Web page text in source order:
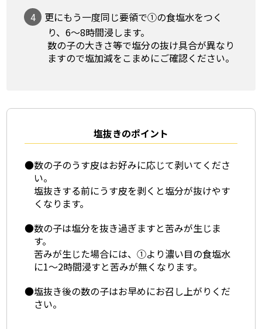
4
更にもう一度同じ要領で①の食塩水をつく
り、6〜8時間浸します。
数の子の大きさ等で塩分の抜け具合が異なり
ますので塩加減をこまめにご確認ください。
塩抜きのポイント
●数の子のうす皮はお好みに応じて剥いてくださ
い。
塩抜きする前にうす皮を剥くと塩分が抜けやす
くなります。
●数の子は塩分を抜き過ぎますと苦みが生じま
す。
苦みが生じた場合には、①より濃い目の食塩水
に1～2時間浸すと苦みが無くなります。
●塩抜き後の数の子はお早めにお召し上がりくだ
さい。